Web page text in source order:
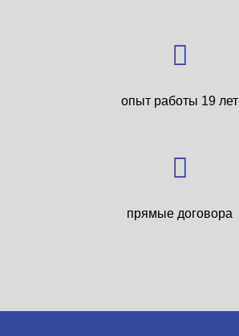
опыт работы 19 лет
прямые договора